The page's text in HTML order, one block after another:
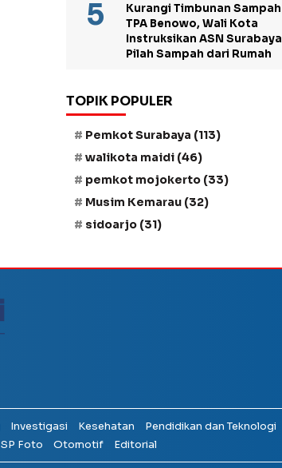
Kurangi Timbunan Sampah
TPA Benowo, Wali Kota
Instruksikan ASN Surabaya
Pilah Sampah dari Rumah
TOPIK POPULER
Pemkot Surabaya (113)
walikota maidi (46)
pemkot mojokerto (33)
Musim Kemarau (32)
sidoarjo (31)
Investigasi Kesehatan
Pendidikan dan Teknologi
SP Foto Otomotif Editorial